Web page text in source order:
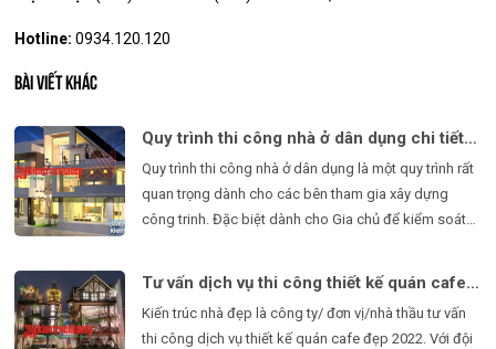
Hotline: 0934.120.120
BÀI VIẾT KHÁC
Quy trình thi công nhà ở dân dụng chi tiết và cách giám sát từng giai đoạn
Quy trình thi công nhà ở dân dụng là một quy trình rất
quan trọng dành cho các bên tham gia xây dựng
công trinh. Đặc biệt dành cho Gia chủ để kiểm soát
Tư vấn dịch vụ thi công thiết kế quán cafe đẹp nhất 2022
Kiến trúc nhà đẹp là công ty/ đơn vị/nhà thầu tư vấn
thi công dịch vụ thiết kế quán cafe đẹp 2022. Với đội